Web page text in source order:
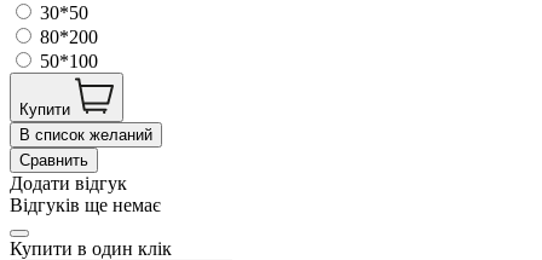
30*50
80*200
50*100
Купити
В список желаний
Сравнить
Додати відгук
Відгуків ще немає
Купити в один клік